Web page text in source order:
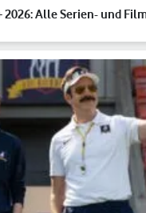
2026: Alle Serien- und